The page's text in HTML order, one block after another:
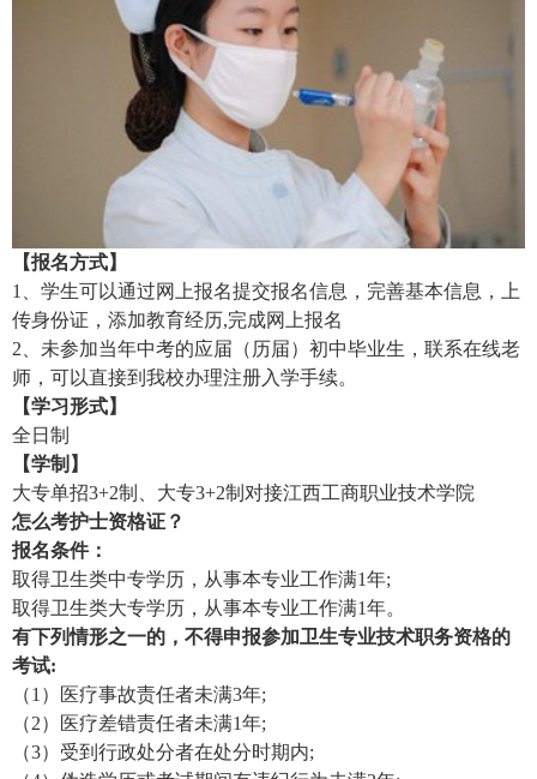
【报名方式】
1、学生可以通过网上报名提交报名信息，完善基本信息，上
传身份证，添加教育经历,完成网上报名
2、未参加当年中考的应届（历届）初中毕业生，联系在线老
师，可以直接到我校办理注册入学手续。
【学习形式】
全日制
【学制】
大专单招3+2制、大专3+2制对接江西工商职业技术学院
怎么考护士资格证？
报名条件：
取得卫生类中专学历，从事本专业工作满1年;
取得卫生类大专学历，从事本专业工作满1年。
有下列情形之一的，不得申报参加卫生专业技术职务资格的
考试:
（1）医疗事故责任者未满3年;
（2）医疗差错责任者未满1年;
（3）受到行政处分者在处分时期内;